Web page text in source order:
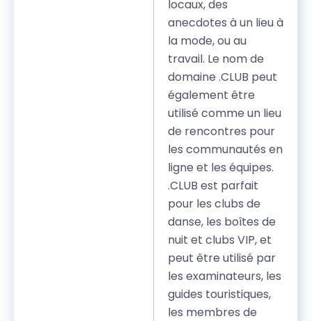
locaux, des
anecdotes à un lieu à
la mode, ou au
travail. Le nom de
domaine .CLUB peut
également être
utilisé comme un lieu
de rencontres pour
les communautés en
ligne et les équipes.
.CLUB est parfait
pour les clubs de
danse, les boîtes de
nuit et clubs VIP, et
peut être utilisé par
les examinateurs, les
guides touristiques,
les membres de